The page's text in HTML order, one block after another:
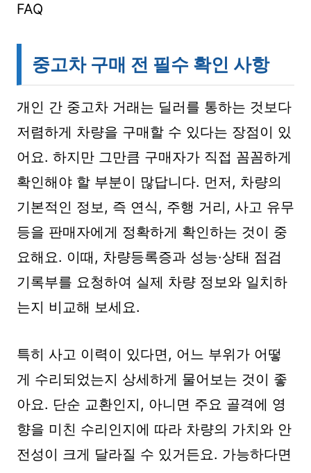
FAQ
중고차 구매 전 필수 확인 사항
개인 간 중고차 거래는 딜러를 통하는 것보다
저렴하게 차량을 구매할 수 있다는 장점이 있
어요. 하지만 그만큼 구매자가 직접 꼼꼼하게
확인해야 할 부분이 많답니다. 먼저, 차량의
기본적인 정보, 즉 연식, 주행 거리, 사고 유무
등을 판매자에게 정확하게 확인하는 것이 중
요해요. 이때, 차량등록증과 성능·상태 점검
기록부를 요청하여 실제 차량 정보와 일치하
는지 비교해 보세요.
특히 사고 이력이 있다면, 어느 부위가 어떻
게 수리되었는지 상세하게 물어보는 것이 좋
아요. 단순 교환인지, 아니면 주요 골격에 영
향을 미친 수리인지에 따라 차량의 가치와 안
전성이 크게 달라질 수 있거든요. 가능하다면